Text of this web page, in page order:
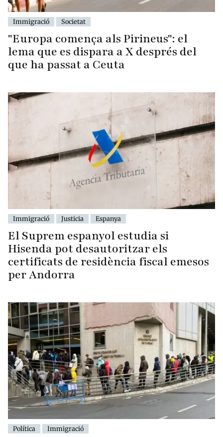
Immigració Societat
"Europa comença als Pirineus": el
lema que es dispara a X després del
que ha passat a Ceuta
Immigració Justicia Espanya
El Suprem espanyol estudia si
Hisenda pot desautoritzar els
certificats de residència fiscal emesos
per Andorra
Política Immigració